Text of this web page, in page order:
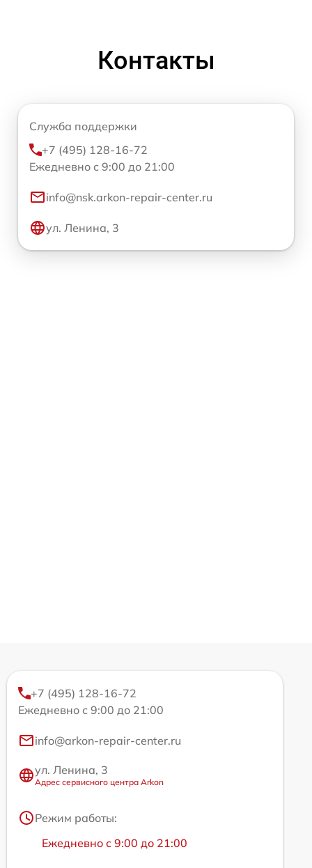
Контакты
Служба поддержки
+7 (495) 128-16-72
Ежедневно с 9:00 до 21:00
info@nsk.arkon-repair-center.ru
ул. Ленина, 3
+7 (495) 128-16-72
Ежедневно с 9:00 до 21:00
info@arkon-repair-center.ru
ул. Ленина, 3
Адрес сервисного центра Arkon
Режим работы:
Ежедневно с 9:00 до 21:00